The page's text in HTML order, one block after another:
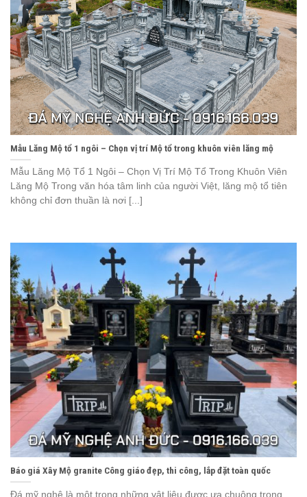
Mẫu Lăng Mộ tổ 1 ngôi – Chọn vị trí Mộ tổ trong khuôn viên lăng mộ
Mẫu Lăng Mộ Tổ 1 Ngôi – Chọn Vị Trí Mộ Tổ Trong Khuôn Viên
Lăng Mộ Trong văn hóa tâm linh của người Việt, lăng mộ tổ tiên
không chỉ đơn thuần là nơi [...]
Báo giá Xây Mộ granite Công giáo đẹp, thi công, lắp đặt toàn quốc
Đá mỹ nghệ là một trong những vật liệu được ưa chuộng trong